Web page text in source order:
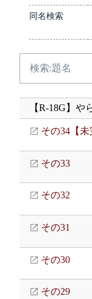
同名検索
【R-18G】
その34【未
その33
その32
その31
その30
その29